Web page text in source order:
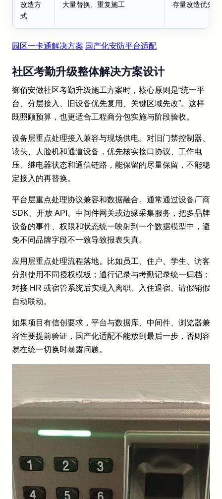
改造方
式
大量替换、重复施工 存量改造优先
园区一卡通解决方案 国产化安防平台适配
社区考勤升级整体解决方案设计
御佰安做社区考勤升级施工方案时，核心原则是“统一平
台、分层接入、旧设备优先复用、关键区域先改”。这样
既照顾预算，也更适合工程商分包实施与阶段验收。
设备层重点处理接入兼容与现场供电。对旧门禁控制器、
读头、人脸机和通道设备，优先核实接口协议、工作电
压、继电器状态和通信链路，能保留的尽量保留，不能稳
定接入的再替换。
平台层重点处理协议兼容和数据融合。通常通过设备厂商
SDK、开放 API、中间件网关或边缘采集服务，把多品牌
设备的事件、权限和状态统一映射到一个数据模型中，避
免不同品牌字段不一致导致报表失真。
应用层重点处理流程落地。比如员工、住户、学生、访客
分别使用不同授权模板；通行记录与考勤记录统一归档；
对接 HR 或宿管系统后实现入离职、入住退宿、请假销假
自动联动。
如果项目有信创要求，平台与数据库、中间件、浏览器兼
容性要提前验证，国产化适配不能放到最后一步，否则容
易在统一切换时暴露问题。